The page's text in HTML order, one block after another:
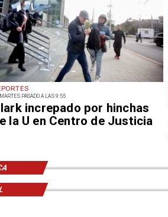
PASADO A LAS 9:55
increpado por hinchas
la U en Centro de Justicia